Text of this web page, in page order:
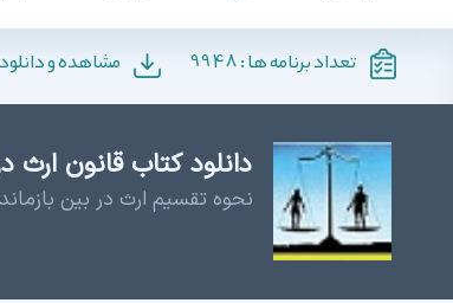
تعداد برنامه ها :9948 مشاهده و
دانلود کتاب قانون ارث
نحوه تقسیم ارث در بین